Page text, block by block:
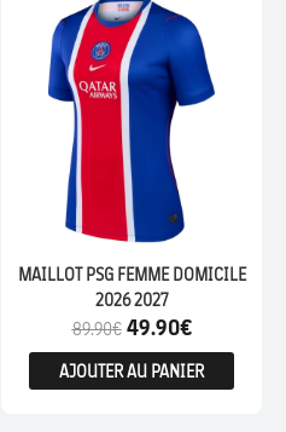
MAILLOT PSG FEMME DOMICILE
2026 2027
89.90€ 49.90€
AJOUTER AU PANIER